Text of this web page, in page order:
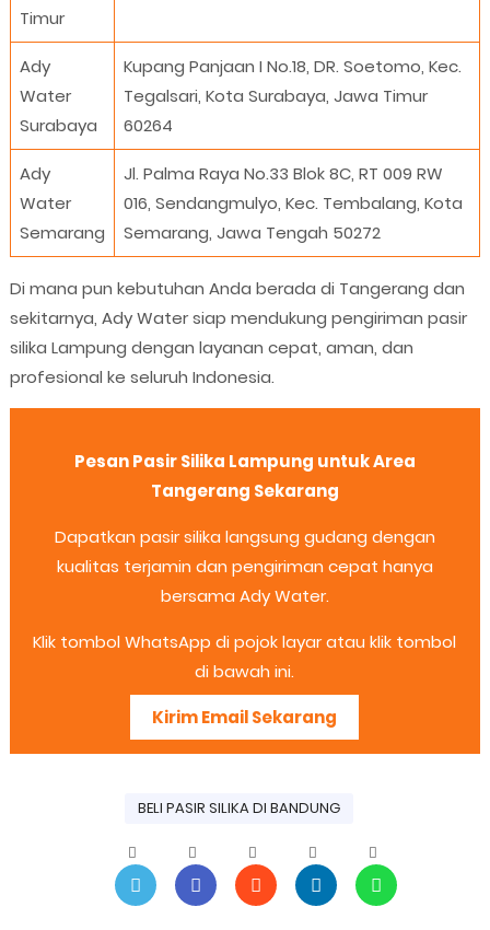
Timur
Ady
Water
Surabaya
Kupang Panjaan I No.18, DR. Soetomo, Kec.
Tegalsari, Kota Surabaya, Jawa Timur
60264
Ady
Water
Semarang
Jl. Palma Raya No.33 Blok 8C, RT 009 RW
016, Sendangmulyo, Kec. Tembalang, Kota
Semarang, Jawa Tengah 50272
Di mana pun kebutuhan Anda berada di Tangerang dan
sekitarnya, Ady Water siap mendukung pengiriman pasir
silika Lampung dengan layanan cepat, aman, dan
profesional ke seluruh Indonesia.
Pesan Pasir Silika Lampung untuk Area
Tangerang Sekarang
Dapatkan pasir silika langsung gudang dengan
kualitas terjamin dan pengiriman cepat hanya
bersama Ady Water.
Klik tombol WhatsApp di pojok layar atau klik tombol
di bawah ini.
Kirim Email Sekarang
BELI PASIR SILIKA DI BANDUNG